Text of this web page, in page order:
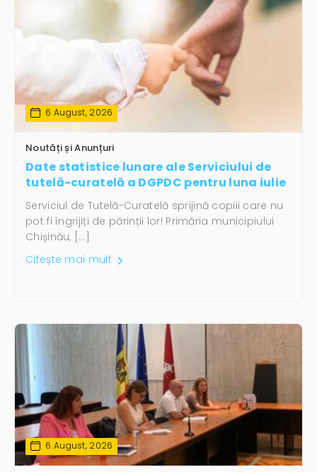
6 August, 2026
Noutăți și Anunțuri
Date statistice lunare ale Serviciului de
tutelă-curatelă a DGPDC pentru luna iulie
Serviciul de Tutelă-Curatelă sprijină copiii care nu
pot fi îngrijiți de părinții lor! Primăria municipiului
Chișinău, […]
Citește mai mult
6 August, 2026